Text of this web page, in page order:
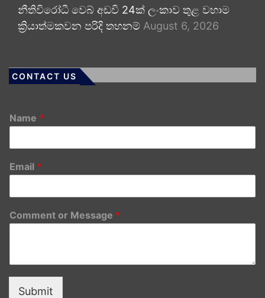
නීතිවිරෝධී වෙබ් අඩවි 24ක් ලංකාව තුළ වහාම
ක්‍රියාත්මකවන පරිදි තහනම් August 6, 2026
CONTACT US
Name *
Email *
Comment or Message *
Submit